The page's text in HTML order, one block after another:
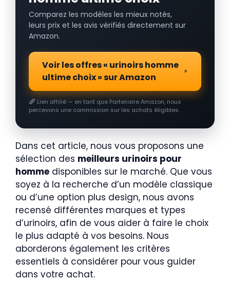
Comparez les modèles les mieux notés,
leurs prix et les avis vérifiés directement sur
Amazon.
Voir les offres « urinoirs homme
ultime choix » sur Amazon
Lien affilié — en tant que Partenaire Amazon, nous
percevons une commission sur les achats éligibles.
Dans cet article, nous vous proposons une
sélection des meilleurs urinoirs pour
homme disponibles sur le marché. Que vous
soyez à la recherche d’un modèle classique
ou d’une option plus design, nous avons
recensé différentes marques et types
d’urinoirs, afin de vous aider à faire le choix
le plus adapté à vos besoins. Nous
aborderons également les critères
essentiels à considérer pour vous guider
dans votre achat.